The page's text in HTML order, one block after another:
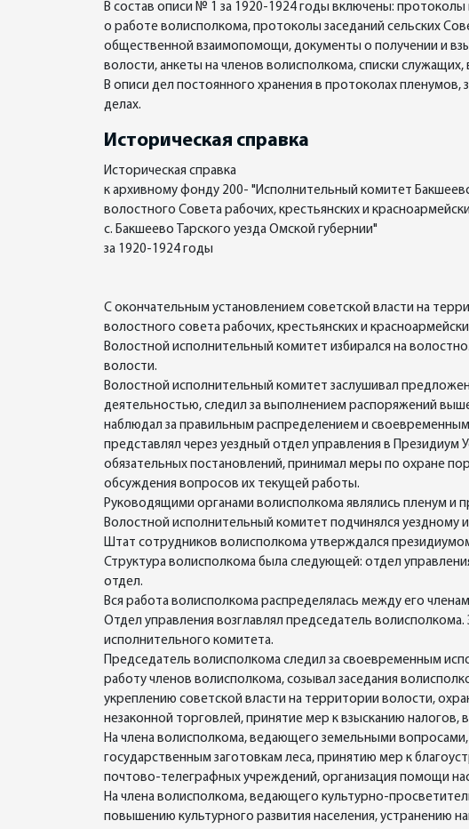
В состав описи № 1 за 1920-1924 годы включены:
о работе волисполкома, протоколы заседаний сельских
общественной взаимопомощи, документы о получении и
волости, анкеты на членов волисполкома, списки
В описи дел постоянного хранения в протоколах
делах.
Историческая справка
Историческая справка
к архивному фонду 200- "Исполнительный комитет
волостного Совета рабочих, крестьянских и
с. Бакшеево Тарского уезда Омской губернии"
за 1920-1924 годы
С окончательным установлением советской власти на
волостного совета рабочих, крестьянских и
Волостной исполнительный комитет избирался на
волости.
Волостной исполнительный комитет заслушивал
деятельностью, следил за выполнением распоряжений
наблюдал за правильным распределением и
представлял через уездный отдел управления в
обязательных постановлений, принимал меры по охране
обсуждения вопросов их текущей работы.
Руководящими органами волисполкома являлись пленум и
Волостной исполнительный комитет подчинялся уездному
Штат сотрудников волисполкома утверждался
Структура волисполкома была следующей: отдел
отдел.
Вся работа волисполкома распределялась между его
Отдел управления возглавлял председатель
исполнительного комитета.
Председатель волисполкома следил за своевременным
работу членов волисполкома, созывал заседания
укреплению советской власти на территории волости,
незаконной торговлей, принятие мер к взысканию налогов,
На члена волисполкома, ведающего земельными
государственным заготовкам леса, принятию мер к
почтово-телеграфных учреждений, организация помощи
На члена волисполкома, ведающего культурно-
повышению культурного развития населения, устранению